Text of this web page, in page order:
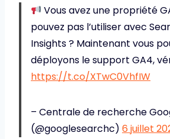
Vous avez une propriété
pouvez pas l’utiliser avec
Insights ? Maintenant vous
déployons le support GA4,
https://t.co/XTwC0VhfIW
– Centrale de recherche
(@googlesearchc) 6 juillet